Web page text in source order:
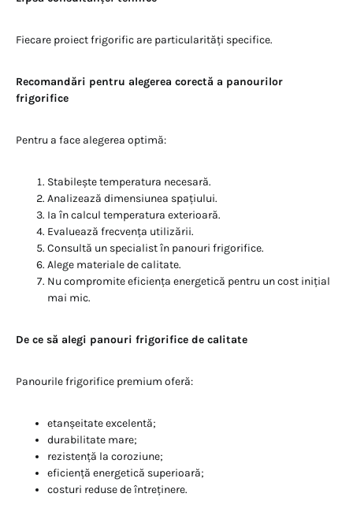
Fiecare proiect frigorific are particularități specifice.
Recomandări pentru alegerea corectă a panourilor
frigorifice
Pentru a face alegerea optimă:
Stabilește temperatura necesară.
Analizează dimensiunea spațiului.
Ia în calcul temperatura exterioară.
Evaluează frecvența utilizării.
Consultă un specialist în panouri frigorifice.
Alege materiale de calitate.
Nu compromite eficiența energetică pentru un cost inițial
mai mic.
De ce să alegi panouri frigorifice de calitate
Panourile frigorifice premium oferă:
etanșeitate excelentă;
durabilitate mare;
rezistență la coroziune;
eficiență energetică superioară;
costuri reduse de întreținere.